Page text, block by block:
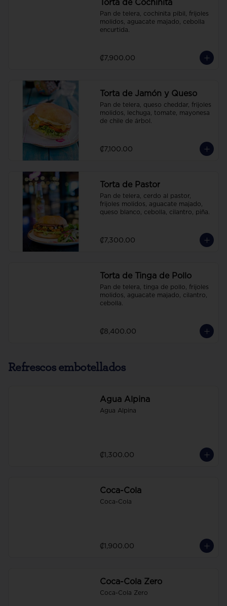
Torta de Cochinita
Pan de telera, cochinita pibil, frijoles
molidos, aguacate majado, cebolla
encurtida.
₡7,900.00
Torta de Jamón y Queso
Pan de telera, queso cheddar, frijoles
molidos, lechuga, tomate, mayonesa
de chile de árbol.
₡7,100.00
Torta de Pastor
Pan de telera, cerdo al pastor,
frijoles molidos, aguacate majado,
queso blanco, cebolla, cilantro, piña.
₡7,300.00
Torta de Tinga de Pollo
Pan de telera, tinga de pollo, frijoles
molidos, aguacate majado, cilantro,
cebolla.
₡8,400.00
Refrescos embotellados
Agua Alpina
Agua Alpina
₡1,300.00
Coca-Cola
Coca-Cola
₡1,900.00
Coca-Cola Zero
Coca-Cola Zero